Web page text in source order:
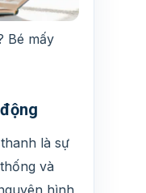
Bé mấy
là sự
và
hình